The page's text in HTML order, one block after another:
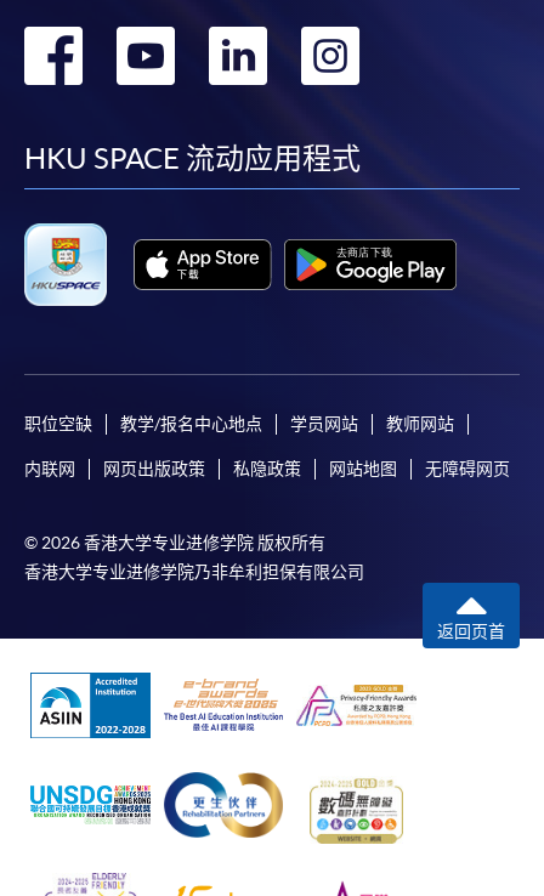
转
facebook
转
youtube
转
linkedin
转
HKU SPACE 流动应用程式
职位空缺 教学/报名中心地点 学员网站 教师网站
内联网 网页出版政策 私隐政策 网站地图 无障碍网页
© 2026 香港大学专业进修学院 版权所有
香港大学专业进修学院乃非牟利担保有限公司
返回页首